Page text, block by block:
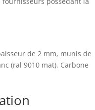
de 2 mm, munis de
(ral 9010 mat), Carbone